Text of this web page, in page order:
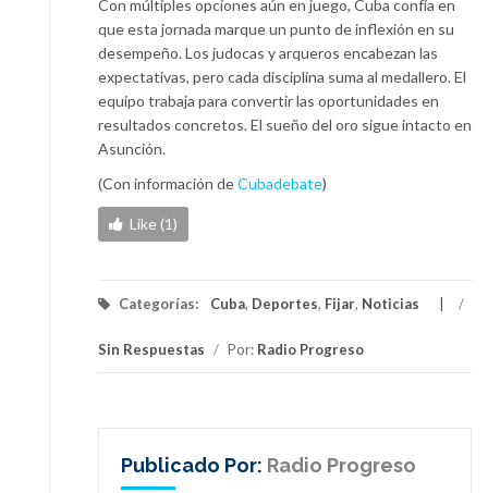
Con múltiples opciones aún en juego, Cuba confía en
que esta jornada marque un punto de inflexión en su
desempeño. Los judocas y arqueros encabezan las
expectativas, pero cada disciplina suma al medallero. El
equipo trabaja para convertir las oportunidades en
resultados concretos. El sueño del oro sigue intacto en
Asunción.
(Con información deCubadebate)
Like (1)
Categorías: Cuba, Deportes, Fijar, Noticias /
Sin Respuestas / Por: Radio Progreso
Publicado Por: Radio Progreso